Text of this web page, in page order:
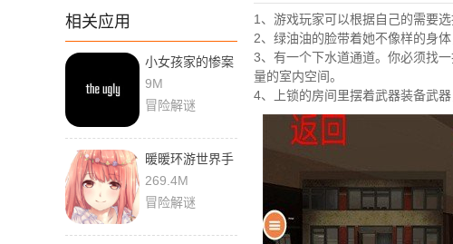
相关应用
小女孩家的惨案
游戏手机版
9M
冒险解谜
暖暖环游世界手
游最新版
269.4M
冒险解谜
1、游戏玩家可以根据自己的需要
2、绿油油的脸带着她不像样的身
3、有一个下水道通道。你必须找
量的室内空间。
4、上锁的房间里摆着武器装备武